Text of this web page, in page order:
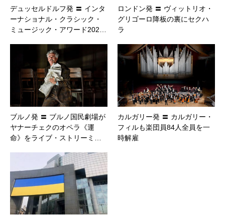
デュッセルドルフ発 〓 インタ
ーナショナル・クラシック・
ミュージック・アワード202…
ロンドン発 〓 ヴィットリオ・
グリゴーロ降板の裏にセクハ
ラ
ブルノ発 〓 ブルノ国民劇場が
ヤナーチェクのオペラ《運
命》をライブ・ストリーミ…
カルガリー発 〓 カルガリー・
フィルも楽団員84人全員を一
時解雇